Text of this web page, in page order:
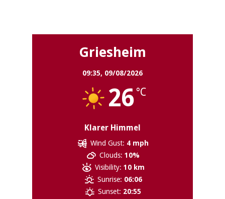
Griesheim
09:35, 09/08/2026
26°C
Klarer Himmel
Wind Gust: 4 mph
Clouds: 10%
Visibility: 10 km
Sunrise: 06:06
Sunset: 20:55